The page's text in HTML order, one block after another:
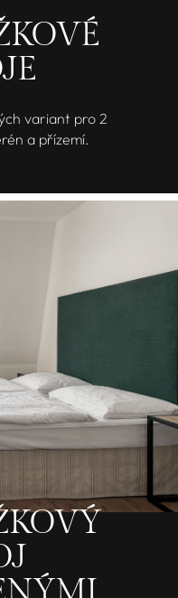
variant pro 2
a přízemí.